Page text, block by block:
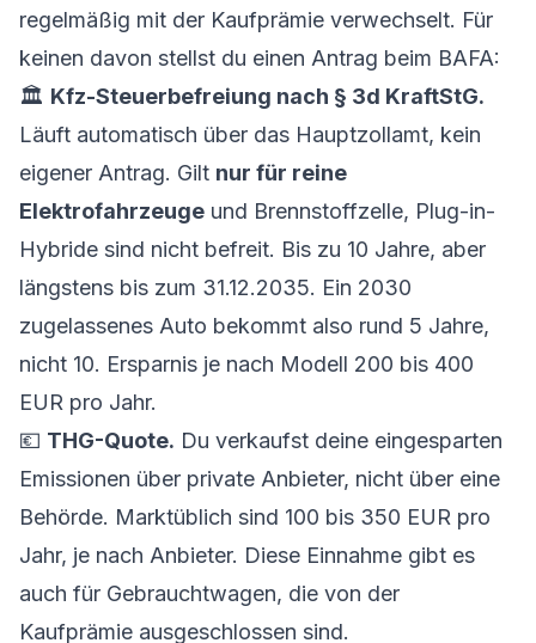
regelmäßig mit der Kaufprämie verwechselt. Für
keinen davon stellst du einen Antrag beim BAFA:
🏛️ Kfz-Steuerbefreiung nach § 3d KraftStG.
Läuft automatisch über das Hauptzollamt, kein
eigener Antrag. Gilt nur für reine
Elektrofahrzeuge und Brennstoffzelle, Plug-in-
Hybride sind nicht befreit. Bis zu 10 Jahre, aber
längstens bis zum 31.12.2035. Ein 2030
zugelassenes Auto bekommt also rund 5 Jahre,
nicht 10. Ersparnis je nach Modell 200 bis 400
EUR pro Jahr.
💶 THG-Quote. Du verkaufst deine eingesparten
Emissionen über private Anbieter, nicht über eine
Behörde. Marktüblich sind 100 bis 350 EUR pro
Jahr, je nach Anbieter. Diese Einnahme gibt es
auch für Gebrauchtwagen, die von der
Kaufprämie ausgeschlossen sind.